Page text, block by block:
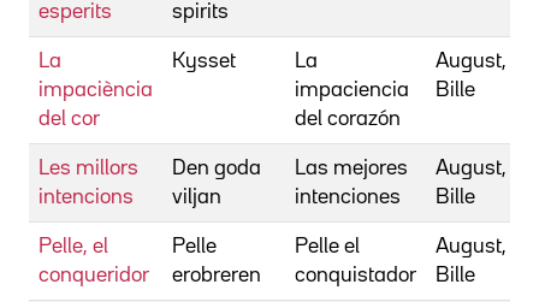
esperits
spirits
La
impaciència
del cor
Kysset
La
impaciencia
del corazón
August,
Bille
Les millors
intencions
Den goda
viljan
Las mejores
intenciones
August,
Bille
Pelle, el
conqueridor
Pelle
erobreren
Pelle el
conquistador
August,
Bille